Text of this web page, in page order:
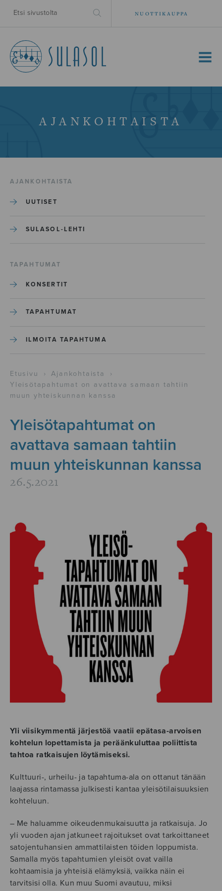
NUOTTIKAUPPA
MENU
AJANKOHTAISTA
AJANKOHTAISTA
UUTISET
SULASOL-LEHTI
TAPAHTUMAT
KONSERTIT
TAPAHTUMAT
ILMOITA TAPAHTUMA
Etusivu › Ajankohtaista
›
Yleisötapahtumat on avattava samaan tahtiin
muun yhteiskunnan kanssa
Yleisötapahtumat on
avattava samaan tahtiin
muun yhteiskunnan kanssa
26.5.2021
Yli viisikymmentä järjestöä vaatii epätasa-arvoisen
kohtelun lopettamista ja peräänkuluttaa poliittista
tahtoa ratkaisujen löytämiseksi.
Kulttuuri-, urheilu- ja tapahtuma-ala on ottanut tänään
laajassa rintamassa julkisesti kantaa yleisötilaisuuksien
kohteluun.
– Me haluamme oikeudenmukaisuutta ja ratkaisuja. Jo
yli vuoden ajan jatkuneet rajoitukset ovat tarkoittaneet
satojentuhansien ammattilaisten töiden loppumista.
Samalla myös tapahtumien yleisöt ovat vailla
kohtaamisia ja yhteisiä elämyksiä, vaikka näin ei
tarvitsisi olla. Kun muu Suomi avautuu, miksi